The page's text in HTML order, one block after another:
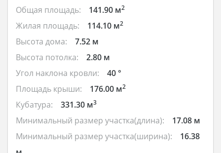
Общая площадь:
141.90 м2
Жилая площадь: 114.10 м2
Высота дома:
7.52 м
Высота потолка:
2.80 м
Угол наклона кровли:
40 °
Площадь крыши:
176.00 м2
Кубатура: 331.30 м3
Минимальный размер участка(длина):
17.08 м
Минимальный размер участка(ширина):
16.38